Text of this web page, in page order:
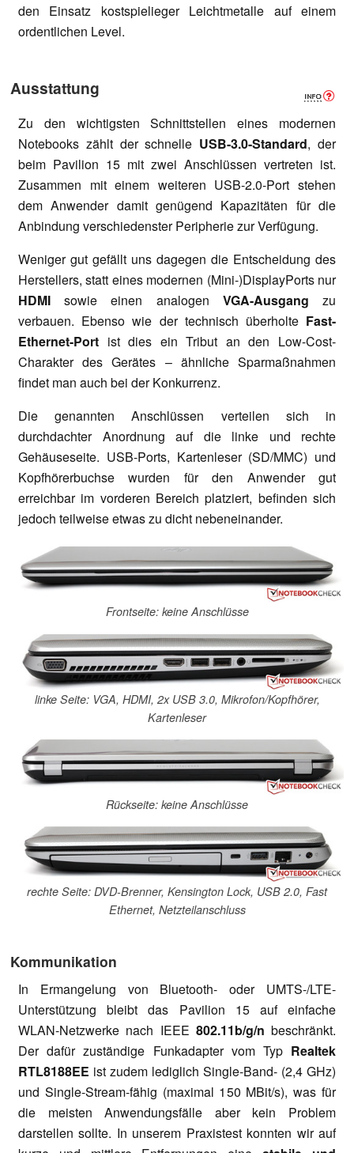
den Einsatz kostspielieger Leichtmetalle auf einem
ordentlichen Level.
Ausstattung
Zu den wichtigsten Schnittstellen eines modernen
Notebooks zählt der schnelle USB-3.0-Standard, der
beim Pavilion 15 mit zwei Anschlüssen vertreten ist.
Zusammen mit einem weiteren USB-2.0-Port stehen
dem Anwender damit genügend Kapazitäten für die
Anbindung verschiedenster Peripherie zur Verfügung.
Weniger gut gefällt uns dagegen die Entscheidung des
Herstellers, statt eines modernen (Mini-)DisplayPorts nur
HDMI sowie einen analogen VGA-Ausgang zu
verbauen. Ebenso wie der technisch überholte Fast-
Ethernet-Port ist dies ein Tribut an den Low-Cost-
Charakter des Gerätes – ähnliche Sparmaßnahmen
findet man auch bei der Konkurrenz.
Die genannten Anschlüssen verteilen sich in
durchdachter Anordnung auf die linke und rechte
Gehäuseseite. USB-Ports, Kartenleser (SD/MMC) und
Kopfhörerbuchse wurden für den Anwender gut
erreichbar im vorderen Bereich platziert, befinden sich
jedoch teilweise etwas zu dicht nebeneinander.
Frontseite: keine Anschlüsse
linke Seite: VGA, HDMI, 2x USB 3.0, Mikrofon/Kopfhörer,
Kartenleser
Rückseite: keine Anschlüsse
rechte Seite: DVD-Brenner, Kensington Lock, USB 2.0, Fast
Ethernet, Netzteilanschluss
Kommunikation
In Ermangelung von Bluetooth- oder UMTS-/LTE-
Unterstützung bleibt das Pavilion 15 auf einfache
WLAN-Netzwerke nach IEEE 802.11b/g/n beschränkt.
Der dafür zuständige Funkadapter vom Typ Realtek
RTL8188EE ist zudem lediglich Single-Band- (2,4 GHz)
und Single-Stream-fähig (maximal 150 MBit/s), was für
die meisten Anwendungsfälle aber kein Problem
darstellen sollte. In unserem Praxistest konnten wir auf